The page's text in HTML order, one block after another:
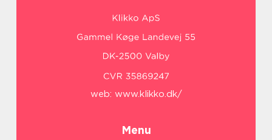
web: www.klikko.dk/
Menu